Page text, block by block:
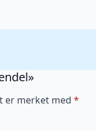
er merket med *